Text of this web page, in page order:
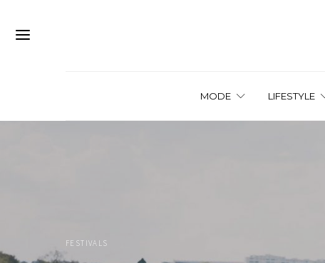
MODE LIFESTYLE
FESTIVALS